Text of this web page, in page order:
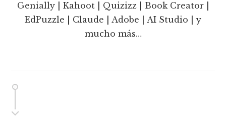
Genially | Kahoot | Quizizz | Book Creator |
EdPuzzle | Claude | Adobe | AI Studio | y
mucho más…